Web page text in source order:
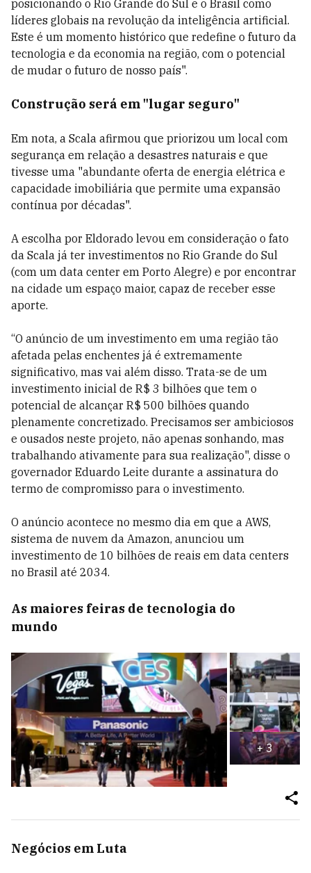
posicionando o Rio Grande do Sul e o Brasil como
líderes globais na revolução da inteligência artificial.
Este é um momento histórico que redefine o futuro da
tecnologia e da economia na região, com o potencial
de mudar o futuro de nosso país".
Construção será em "lugar seguro"
Em nota, a Scala afirmou que priorizou um local com
segurança em relação a desastres naturais e que
tivesse uma "abundante oferta de energia elétrica e
capacidade imobiliária que permite uma expansão
contínua por décadas".
A escolha por Eldorado levou em consideração o fato
da Scala já ter investimentos no Rio Grande do Sul
(com um data center em Porto Alegre) e por encontrar
na cidade um espaço maior, capaz de receber esse
aporte.
“O anúncio de um investimento em uma região tão
afetada pelas enchentes já é extremamente
significativo, mas vai além disso. Trata-se de um
investimento inicial de R$ 3 bilhões que tem o
potencial de alcançar R$ 500 bilhões quando
plenamente concretizado. Precisamos ser ambiciosos
e ousados neste projeto, não apenas sonhando, mas
trabalhando ativamente para sua realização", disse o
governador Eduardo Leite durante a assinatura do
termo de compromisso para o investimento.
O anúncio acontece no mesmo dia em que a AWS,
sistema de nuvem da Amazon, anunciou um
investimento de 10 bilhões de reais em data centers
no Brasil até 2034.
As maiores feiras de tecnologia do
mundo
+3
Negócios em Luta